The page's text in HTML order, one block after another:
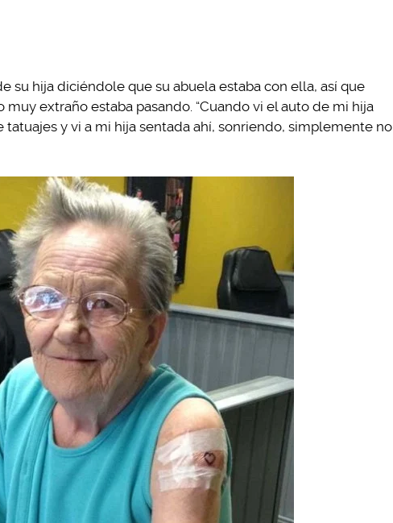
su hija diciéndole que su abuela estaba con ella, así que
extraño estaba pasando. “Cuando vi el auto de mi hija
y vi a mi hija sentada ahí, sonriendo, simplemente no